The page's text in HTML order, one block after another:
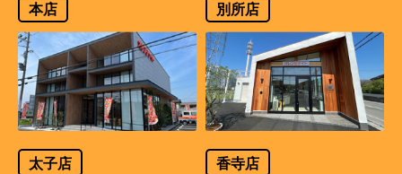
本店 別所店
太子店 香寺店